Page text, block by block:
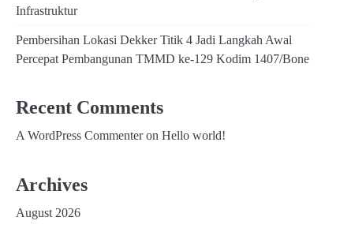
Infrastruktur
Pembersihan Lokasi Dekker Titik 4 Jadi Langkah Awal
Percepat Pembangunan TMMD ke-129 Kodim 1407/Bone
Recent Comments
A WordPress Commenteron Hello world!
Archives
August 2026